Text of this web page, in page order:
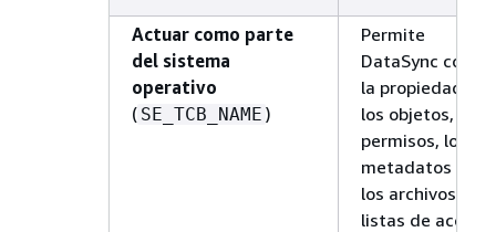
Actuar como parte
del sistema
operativo
( SE_TCB_NAME )
Permite
DataSync copiar
la propiedad de
los objetos, los
permisos, los
metadatos de
los archivos y las
listas de acceso